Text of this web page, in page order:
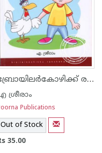
ബ്രോയിലര്‍കോഴിക്ക് രക്ഷകനെകിട്ടി
ശ്രീരാം
Publications
Out of Stock
35.00